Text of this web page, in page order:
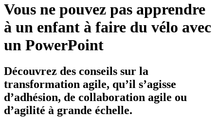
Vous ne pouvez pas apprendre
à un enfant à faire du vélo avec
un PowerPoint
Découvrez des conseils sur la
transformation agile, qu’il s’agisse
d’adhésion, de collaboration agile ou
d’agilité à grande échelle.